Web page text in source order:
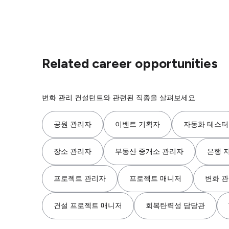
Related career opportunities
변화 관리 컨설턴트와 관련된 직종을 살펴보세요.
공원 관리자 이벤트 기획자 자동화 테스터
장소 관리자 부동산 중개소 관리자 은행
프로젝트 관리자 프로젝트 매니저 변화
건설 프로젝트 매니저 회복탄력성 담당관